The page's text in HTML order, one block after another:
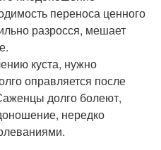
переноса ценного
разросся, мешает
куста, нужно
оправляется после
долго болеют,
нередко